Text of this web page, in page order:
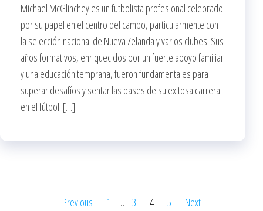
Michael McGlinchey es un futbolista profesional celebrado
por su papel en el centro del campo, particularmente con
la selección nacional de Nueva Zelanda y varios clubes. Sus
años formativos, enriquecidos por un fuerte apoyo familiar
y una educación temprana, fueron fundamentales para
superar desafíos y sentar las bases de su exitosa carrera
en el fútbol. […]
Previous 1 … 3 4 5 Next